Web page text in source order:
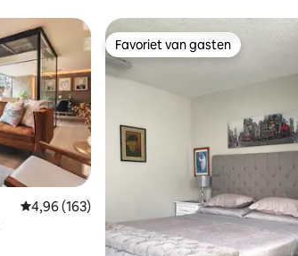
Gemiddelde beoordeling van 4,96 op 5, 163
4,96 (163)
Favoriet van gasten
Favoriet van gasten